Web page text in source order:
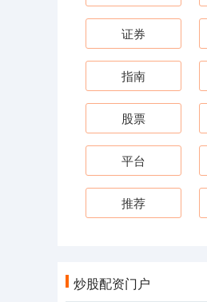
证券
指南
股票
平台
推荐
炒股配资门户